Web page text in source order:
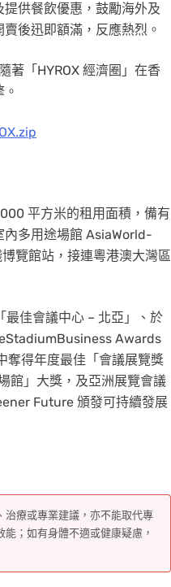
供餐飲優惠，鼓勵海外及
後迅即額滿，反應熱烈。
著「HYROX 經濟圈」在香
平方米的租用面積，備有
內多用途場館 AsiaWorld-
覽館站，接連粵港澳大灣區
佳會議中心 – 北亞」、於
Awards
奪得年度最佳「會議展覽獎
館」大獎，及亞洲展覽會議
Future 頒發可持續發展
治療或專業建議，亦不能取代專
；如有身體不適或健康疑慮，